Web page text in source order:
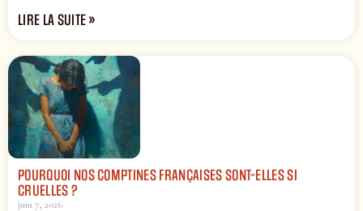
LIRE LA SUITE »
POURQUOI NOS COMPTINES FRANÇAISES SONT-ELLES SI
CRUELLES ?
juin 7, 2026